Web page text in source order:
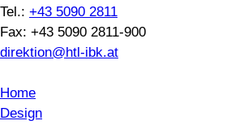
Tel.: +43 5090 2811
Fax: +43 5090 2811-900
direktion@htl-ibk.at
Home
Design